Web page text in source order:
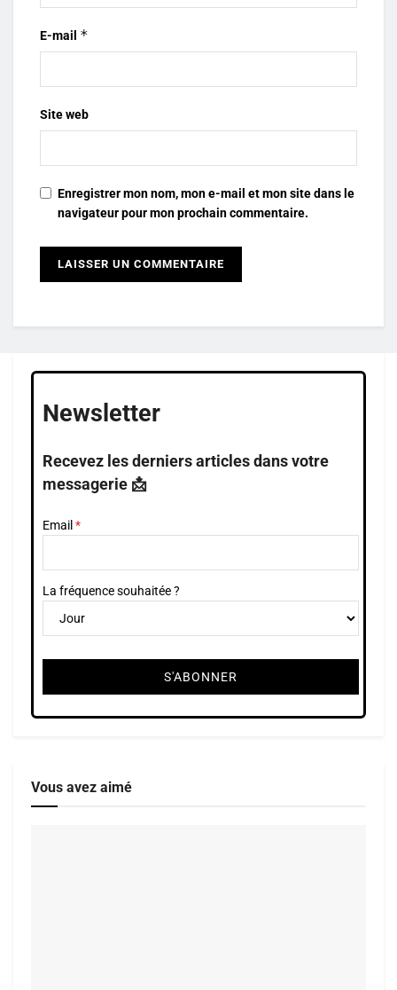
E-mail *
Site web
Enregistrer mon nom, mon e-mail et mon site dans le
navigateur pour mon prochain commentaire.
Newsletter
Recevez les derniers articles dans votre
messagerie 📩
Email
La fréquence souhaitée ?
Vous avez aimé